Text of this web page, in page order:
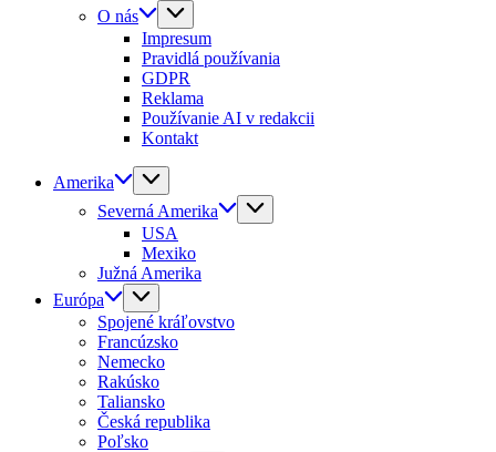
O nás
Impresum
Pravidlá používania
GDPR
Reklama
Používanie AI v redakcii
Kontakt
Amerika
Severná Amerika
USA
Mexiko
Južná Amerika
Európa
Spojené kráľovstvo
Francúzsko
Nemecko
Rakúsko
Taliansko
Česká republika
Poľsko